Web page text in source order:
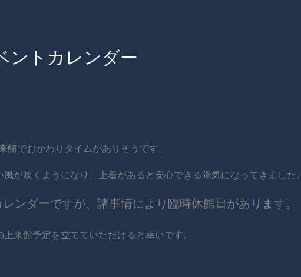
ントカレンダー
でおかわりタイムがありそうです。
が吹くようになり、上着があると安心できる陽気になってきました。
ンダーですが、諸事情により臨時休館日があります。
来館予定を立てていただけると幸いです。